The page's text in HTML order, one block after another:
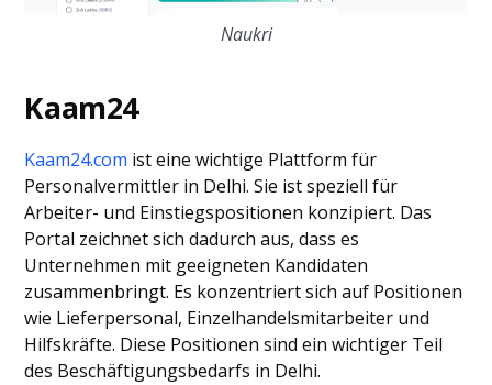
Naukri
Kaam24
Kaam24.com ist eine wichtige Plattform für
Personalvermittler in Delhi. Sie ist speziell für
Arbeiter- und Einstiegspositionen konzipiert. Das
Portal zeichnet sich dadurch aus, dass es
Unternehmen mit geeigneten Kandidaten
zusammenbringt. Es konzentriert sich auf Positionen
wie Lieferpersonal, Einzelhandelsmitarbeiter und
Hilfskräfte. Diese Positionen sind ein wichtiger Teil
des Beschäftigungsbedarfs in Delhi.